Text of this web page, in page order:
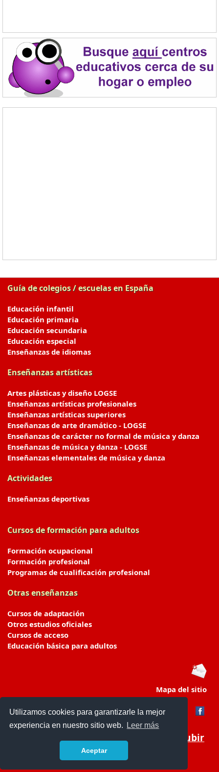
Utilizamos cookies para garantizarle la mejor
experiencia en nuestro sitio web.
Leer más
Aceptar
Guía de colegios / escuelas en España
Educación infantil
Educación primaria
Educación secundaria
Educación especial
Enseñanzas de idiomas
Enseñanzas artísticas
Artes plásticas y diseño LOGSE
Enseñanzas artísticas profesionales
Enseñanzas artísticas superiores
Enseñanzas de arte dramático - LOGSE
Enseñanzas de carácter no formal de música y danza
Enseñanzas de música y danza - LOGSE
Enseñanzas elementales de música y danza
Actividades
Enseñanzas deportivas
Cursos de formación para adultos
Formación ocupacional
Formación profesional
Programas de cualificación profesional
Otras enseñanzas
Cursos de adaptación
Otros estudios oficiales
Cursos de acceso
Educación básica para adultos
Mapa del sitio
Subir